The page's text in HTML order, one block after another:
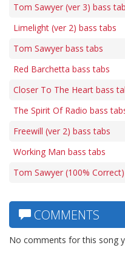
Tom Sawyer (ver 3) bass
Limelight (ver 2) bass tabs
Tom Sawyer bass tabs
Red Barchetta bass tabs
Closer To The Heart bass
The Spirit Of Radio bass
Freewill (ver 2) bass tabs
Working Man bass tabs
Tom Sawyer (100%
COMMENTS
No comments for this song